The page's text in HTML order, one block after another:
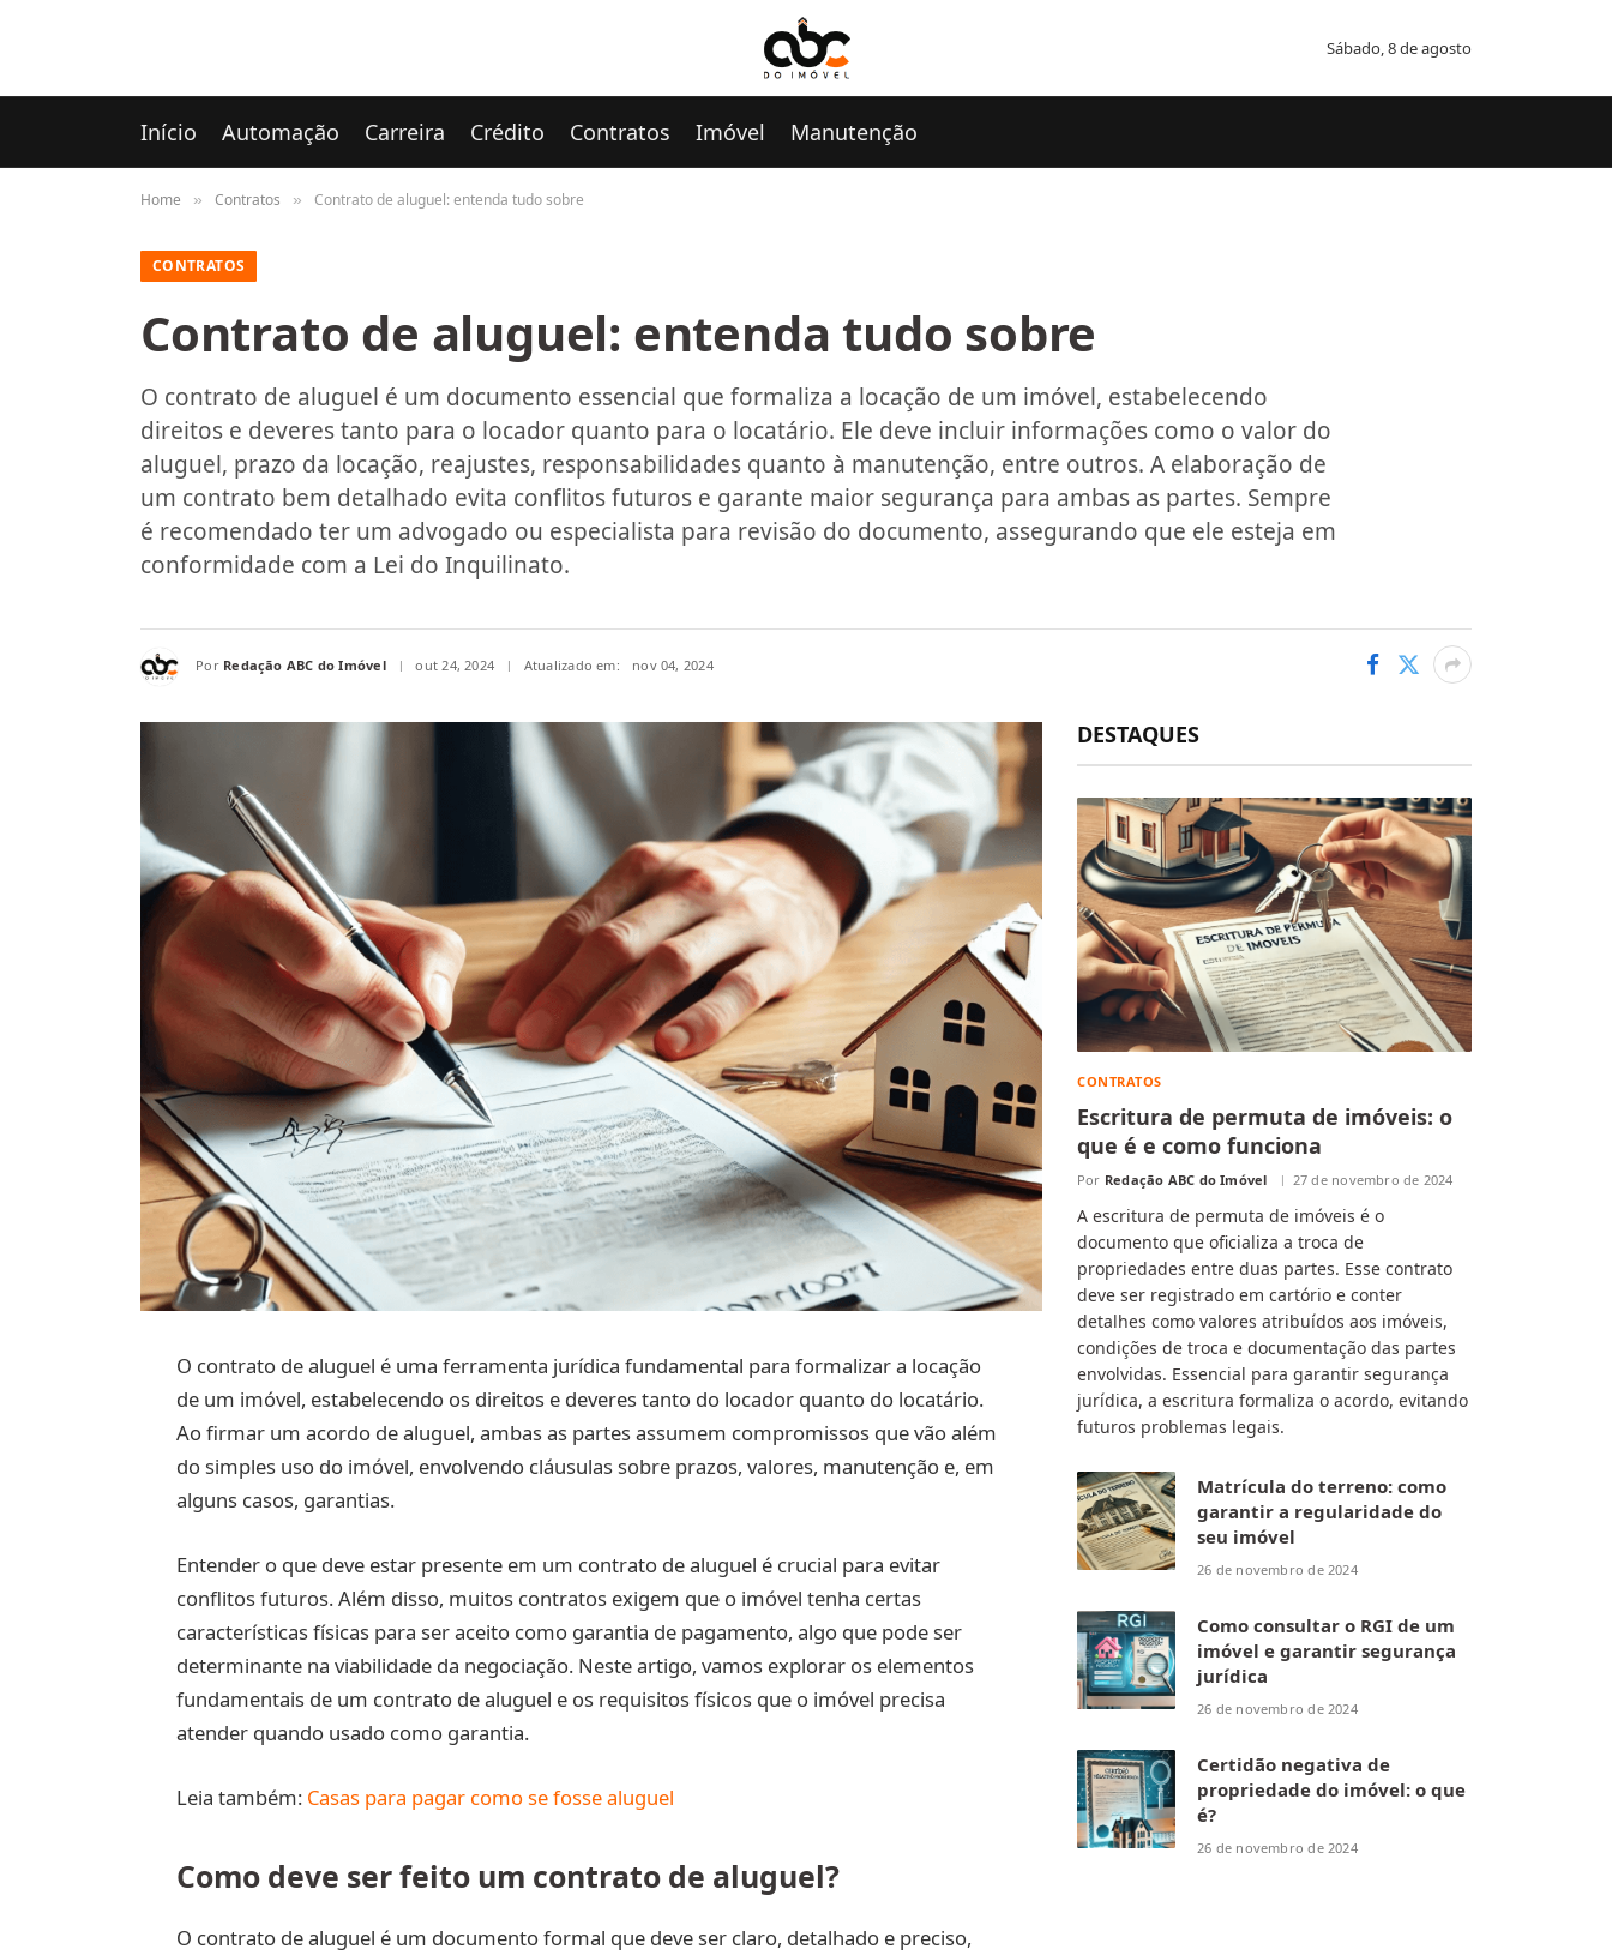
Sábado, 8 de agosto
Início Automação Carreira Crédito Contratos Imóvel Manutenção
Home » Contratos » Contrato de aluguel: entenda tudo sobre
CONTRATOS
Contrato de aluguel: entenda tudo sobre
O contrato de aluguel é um documento essencial que formaliza a locação de um imóvel, estabelecendo
direitos e deveres tanto para o locador quanto para o locatário. Ele deve incluir informações como o valor do
aluguel, prazo da locação, reajustes, responsabilidades quanto à manutenção, entre outros. A elaboração de
um contrato bem detalhado evita conflitos futuros e garante maior segurança para ambas as partes. Sempre
é recomendado ter um advogado ou especialista para revisão do documento, assegurando que ele esteja em
conformidade com a Lei do Inquilinato.
Por Redação ABC do Imóvel out 24, 2024 Atualizado em: nov 04, 2024
O contrato de aluguel é uma ferramenta jurídica fundamental para formalizar a locação
de um imóvel, estabelecendo os direitos e deveres tanto do locador quanto do locatário.
Ao firmar um acordo de aluguel, ambas as partes assumem compromissos que vão além
do simples uso do imóvel, envolvendo cláusulas sobre prazos, valores, manutenção e, em
alguns casos, garantias.
Entender o que deve estar presente em um contrato de aluguel é crucial para evitar
conflitos futuros. Além disso, muitos contratos exigem que o imóvel tenha certas
características físicas para ser aceito como garantia de pagamento, algo que pode ser
determinante na viabilidade da negociação. Neste artigo, vamos explorar os elementos
fundamentais de um contrato de aluguel e os requisitos físicos que o imóvel precisa
atender quando usado como garantia.
Leia também: Casas para pagar como se fosse aluguel
Como deve ser feito um contrato de aluguel?
O contrato de aluguel é um documento formal que deve ser claro, detalhado e preciso,
DESTAQUES
CONTRATOS
Escritura de permuta de imóveis: o
que é e como funciona
Por Redação ABC do Imóvel 27 de novembro de 2024
A escritura de permuta de imóveis é o
documento que oficializa a troca de
propriedades entre duas partes. Esse contrato
deve ser registrado em cartório e conter
detalhes como valores atribuídos aos imóveis,
condições de troca e documentação das partes
envolvidas. Essencial para garantir segurança
jurídica, a escritura formaliza o acordo, evitando
futuros problemas legais.
Matrícula do terreno: como
garantir a regularidade do
seu imóvel
26 de novembro de 2024
Como consultar o RGI de um
imóvel e garantir segurança
jurídica
26 de novembro de 2024
Certidão negativa de
propriedade do imóvel: o que
é?
26 de novembro de 2024